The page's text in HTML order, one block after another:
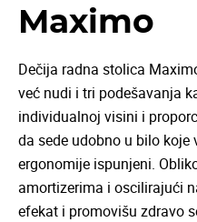
Maximo
Dečija radna stolica
već nudi i tri podešavanja
individualnoj visini i
da sede udobno u bilo koje
ergonomije ispunjeni.
amortizerima i oscilirajući
efekat i promovišu zdravo